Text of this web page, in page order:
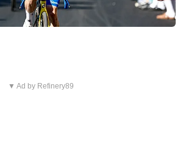
▼ Ad by Refinery89